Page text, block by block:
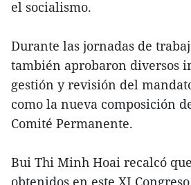
el socialismo.
Durante las jornadas de
también aprobaron diversos
gestión y revisión del
como la nueva composición
Comité Permanente.
Bui Thi Minh Hoai recalcó
obtenidos en este XI